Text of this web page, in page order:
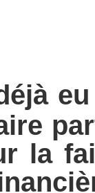
la